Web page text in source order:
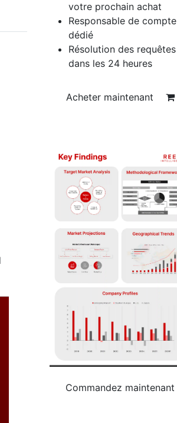
votre prochain achat
Responsable de compte
dédié
Résolution des requêtes
dans les 24 heures
Acheter maintenant
Commandez maintenant